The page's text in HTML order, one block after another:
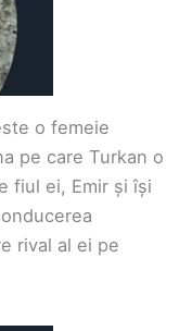
o femeie
pe care Turkan o
fiul ei, Emir și își
rival al ei pe